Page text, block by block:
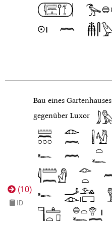
(10)
ID
Bau eines Gartenhauses
gegenüber Luxor